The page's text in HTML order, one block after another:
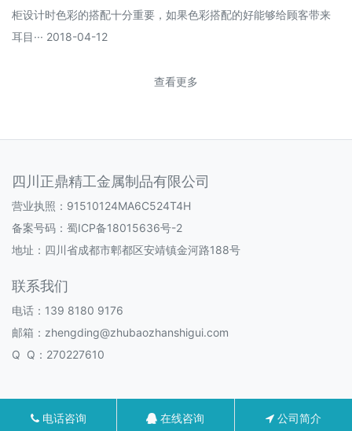
柜设计时色彩的搭配十分重要，如果色彩搭配的好能够给顾客带来
耳目··· 2018-04-12
查看更多
四川正鼎精工金属制品有限公司
营业执照：91510124MA6C524T4H
备案号码： 蜀ICP备18015636号-2
地址：四川省成都市郫都区安靖镇金河路188号
联系我们
电话：139 8180 9176
邮箱：zhengding@zhubaozhanshigui.com
Q Q：270227610
电话咨询 在线咨询 公司简介